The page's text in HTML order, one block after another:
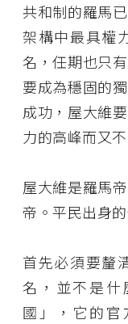
共和制的羅馬
架構中最具權
名，任期也只
要成為穩固的
成功，屋大維
力的高峰而又
屋大維是羅馬
帝。平民出身
首先必須要釐
名，並不是
國」，它的